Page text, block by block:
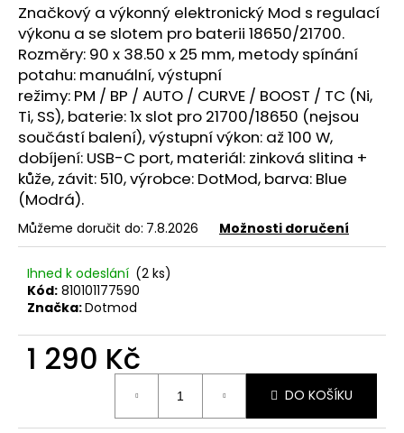
Značkový a výkonný elektronický Mod s regulací
výkonu a se slotem pro baterii 18650/21700.
Rozměry: 90 x 38.50 x 25 mm, metody spínání
potahu: manuální, výstupní
režimy: PM / BP / AUTO / CURVE / BOOST / TC (Ni,
Ti, SS), baterie: 1x slot pro 21700/18650 (nejsou
součástí balení), výstupní výkon: až 100 W,
dobíjení: USB-C port, materiál: zinková slitina +
kůže, závit: 510, výrobce: DotMod, barva: Blue
(Modrá).
Můžeme doručit do: 7.8.2026 Možnosti doručení
Ihned k odeslání (2 ks)
Kód: 810101177590
Značka:Dotmod
1 290 Kč
DO KOŠÍKU
HLEDAT
D
o
p
o
r
u
č
u
j
e
m
e
BAR